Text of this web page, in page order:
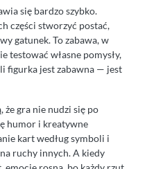
się bardzo szybko.
części stworzyć postać,
gatunek. To zabawa, w
testować własne pomysły,
figurka jest zabawna — jest
gra nie nudzi się po
humor i kreatywne
kart według symboli i
ruchy innych. A kiedy